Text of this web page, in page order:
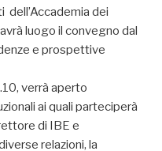
dell’Accademia dei
luogo il convegno dal
e prospettive
verrà aperto
ai quali parteciperà
di IBE e
relazioni, la